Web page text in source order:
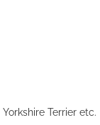
Terrier etc.